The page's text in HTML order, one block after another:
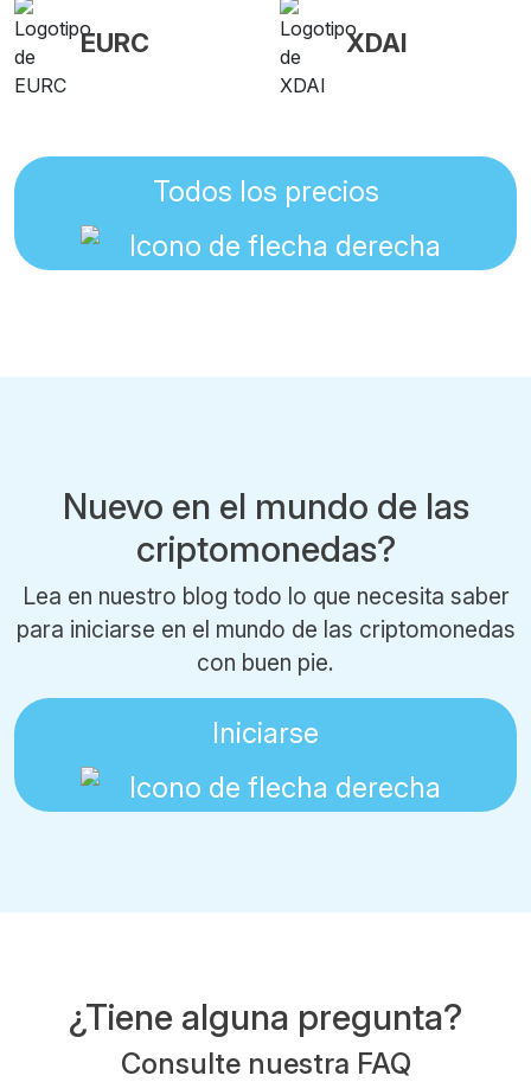
EURC XDAI
Todos los precios
Nuevo en el mundo de las
criptomonedas?
Lea en nuestro blog todo lo que necesita saber
para iniciarse en el mundo de las criptomonedas
con buen pie.
Iniciarse
¿Tiene alguna pregunta?
Consulte nuestra FAQ